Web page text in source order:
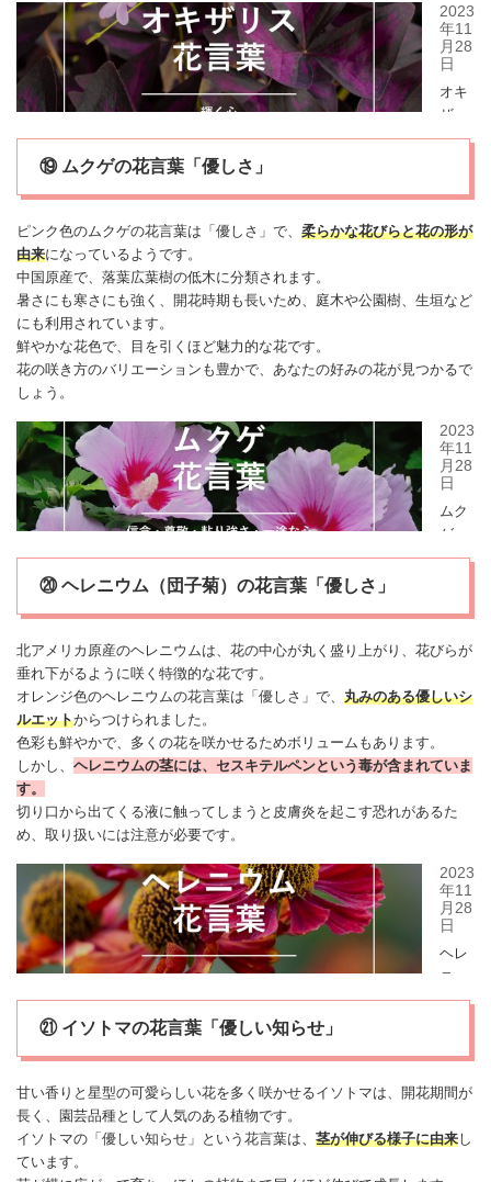
⑲ ムクゲの花言葉「優しさ」
ピンク色のムクゲの花言葉は「優しさ」で、 柔らかな花びらと花の形が
由来になっているようです。
中国原産で、落葉広葉樹の低木に分類されます。
暑さにも寒さにも強く、開花時期も長いため、庭木や公園樹、生垣など
にも利用されています。
鮮やかな花色で、目を引くほど魅力的な花です。
花の咲き方のバリエーションも豊かで、あなたの好みの花が見つかるで
しょう。
⑳ ヘレニウム（団子菊）の花言葉「優しさ」
北アメリカ原産のヘレニウムは、花の中心が丸く盛り上がり、花びらが
垂れ下がるように咲く特徴的な花です。
オレンジ色のヘレニウムの花言葉は「優しさ」で、 丸みのある優しいシ
ルエットからつけられました。
色彩も鮮やかで、多くの花を咲かせるためボリュームもあります。
しかし、 ヘレニウムの茎には、セスキテルペンという毒が含まれていま
す。
切り口から出てくる液に触ってしまうと皮膚炎を起こす恐れがあるた
め、取り扱いには注意が必要です。
㉑ イソトマの花言葉「優しい知らせ」
甘い香りと星型の可愛らしい花を多く咲かせるイソトマは、開花期間が
長く、園芸品種として人気のある植物です。
イソトマの「優しい知らせ」という花言葉は、 茎が伸びる様子に由来し
ています。